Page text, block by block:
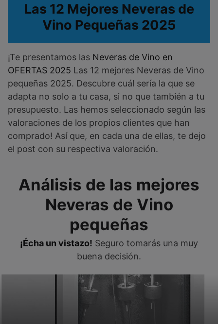
Las 12 Mejores Neveras de
Vino Pequeñas 2025
¡Te presentamos las Neveras de Vino en
OFERTAS 2025 Las 12 mejores Neveras de Vino
pequeñas 2025. Descubre cuál sería la que se
adapta no solo a tu casa, si no que también a tu
presupuesto. Las hemos seleccionado según las
valoraciones de los propios clientes que han
comprado! Así que, en cada una de ellas, te dejo
el post con su respectiva valoración.
Análisis de las mejores
Neveras de Vino
pequeñas
¡Écha un vistazo! Seguro tomarás una muy
buena decisión.